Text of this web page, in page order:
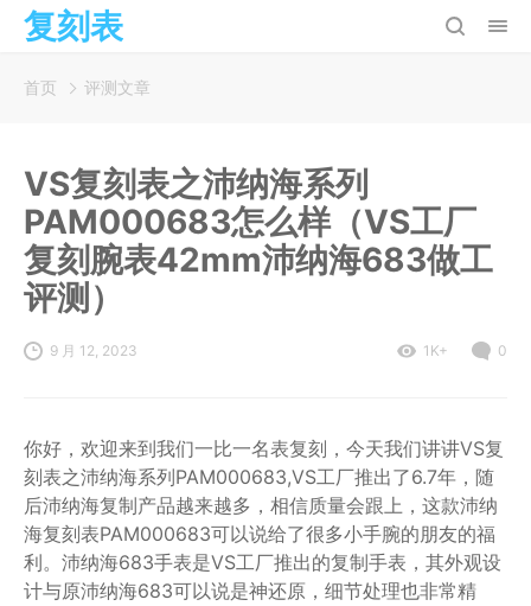
复刻表
首页 评测文章
VS复刻表之沛纳海系列
PAM000683怎么样（VS工厂
复刻腕表42mm沛纳海683做工
评测）
9 月 12, 2023 1K+ 0
你好，欢迎来到我们一比一名表复刻，今天我们讲讲VS复
刻表之沛纳海系列PAM000683,VS工厂推出了6.7年，随
后沛纳海复制产品越来越多，相信质量会跟上，这款沛纳
海复刻表PAM000683可以说给了很多小手腕的朋友的福
利。沛纳海683手表是VS工厂推出的复制手表，其外观设
计与原沛纳海683可以说是神还原，细节处理也非常精